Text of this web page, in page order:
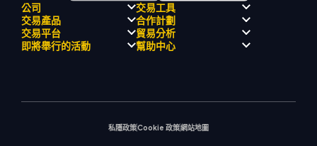
公司
監理合規性
關於
飄移隊
交易工具
經濟日曆
交易產品
外匯
貴金屬
合作計劃
介紹經紀人計劃
交易平台 貿易分析
即將舉行的活動 幫助中心
私隱政策Cookie 政策網站地圖